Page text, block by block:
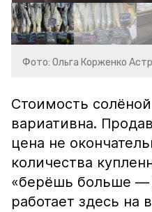
Фото: Ольга Корженко
Стоимость
вариативна.
цена не
количества
«берёшь больше
работает здесь на